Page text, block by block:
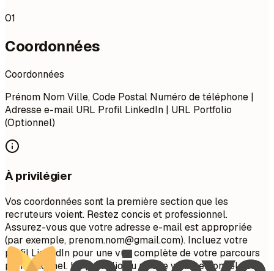
01
Coordonnées
Coordonnées
Prénom Nom Ville, Code Postal Numéro de téléphone |
Adresse e-mail URL Profil LinkedIn | URL Portfolio
(Optionnel)
À privilégier
Vos coordonnées sont la première section que les
recruteurs voient. Restez concis et professionnel.
Assurez-vous que votre adresse e-mail est appropriée
(par exemple, prenom.nom@gmail.com). Incluez votre
profil LinkedIn pour une vue complète de votre parcours
professionnel. Un portfolio ou un site web personnel est